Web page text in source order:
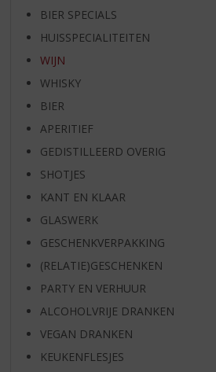
BIER SPECIALS
HUISSPECIALITEITEN
WIJN
WHISKY
BIER
APERITIEF
GEDISTILLEERD OVERIG
SHOTJES
KANT EN KLAAR
GLASWERK
GESCHENKVERPAKKING
(RELATIE)GESCHENKEN
PARTY EN VERHUUR
ALCOHOLVRIJE DRANKEN
VEGAN DRANKEN
KEUKENFLESJES